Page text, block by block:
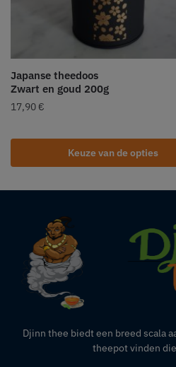
Japanse theedoos
Zwart en goud 200g
17,90 €
Keuze van de opties
Djinn thee biedt een breed scala
theepot vinden